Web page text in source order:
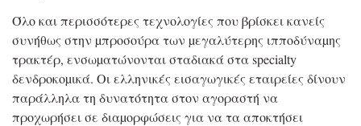
Όλο και περισσότερες τεχνολογίες που βρίσκει κανείς
συνήθως στην µπροσούρα των µεγαλύτερης ιπποδύναµης
τρακτέρ, ενσωµατώνονται σταδιακά στα specialty
δενδροκοµικά. Οι ελληνικές εισαγωγικές εταιρείες δίνουν
παράλληλα τη δυνατότητα στον αγοραστή να
προχωρήσει σε διαµορφώσεις για να τα αποκτήσει